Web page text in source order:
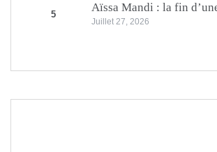
5
Aïssa Mandi : la fin
Juillet 27, 2026